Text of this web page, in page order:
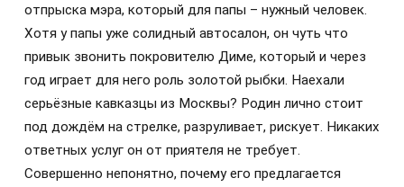
отпрыска мэра, который для папы – нужный человек.
Хотя у папы уже солидный автосалон, он чуть что
привык звонить покровителю Диме, который и через
год играет для него роль золотой рыбки. Наехали
серьёзные кавказцы из Москвы? Родин лично стоит
под дождём на стрелке, разруливает, рискует. Никаких
ответных услуг он от приятеля не требует.
Совершенно непонятно, почему его предлагается